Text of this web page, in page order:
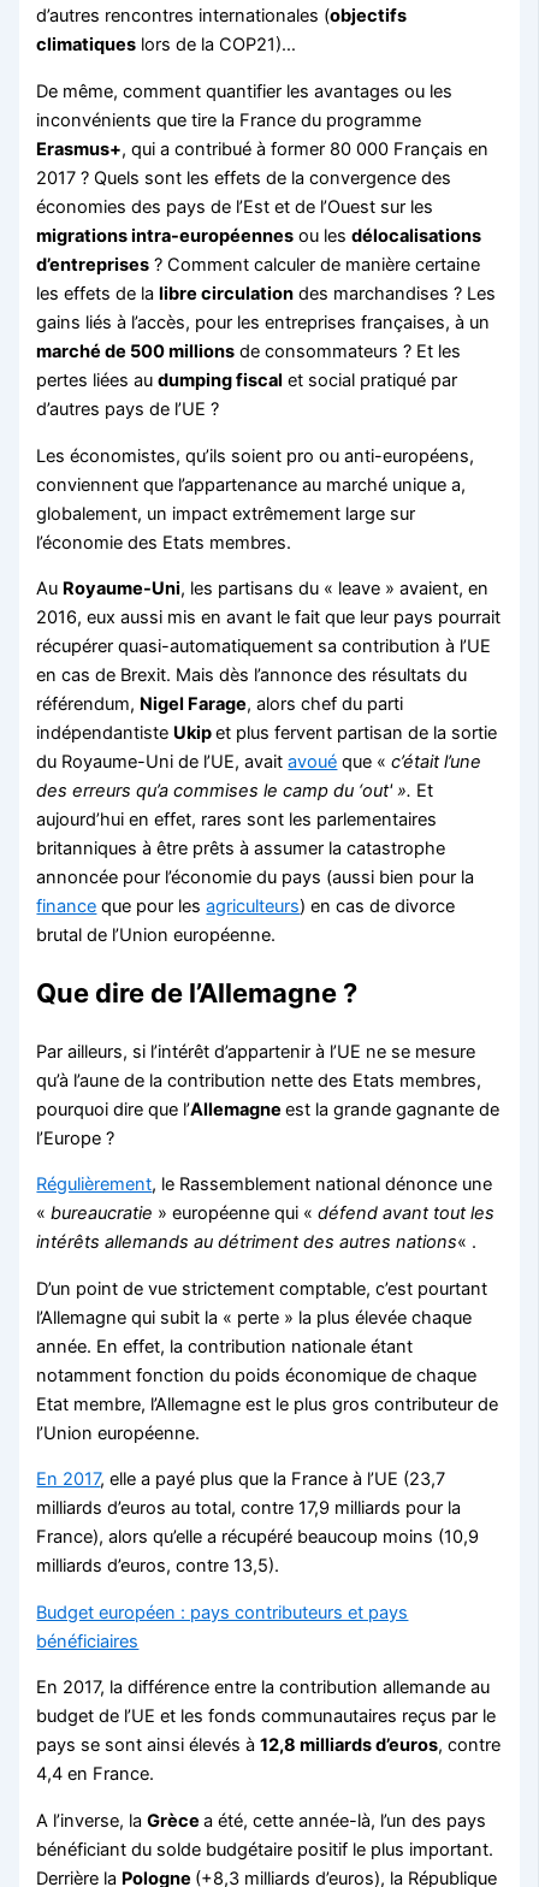
d’autres rencontres internationales (objectifs
climatiques lors de la COP21)…
De même, comment quantifier les avantages ou les
inconvénients que tire la France du programme
Erasmus+, qui a contribué à former 80 000 Français en
2017 ? Quels sont les effets de la convergence des
économies des pays de l’Est et de l’Ouest sur les
migrations intra-européennes ou lesdélocalisations
d’entreprises ? Comment calculer de manière certaine
les effets de lalibre circulation des marchandises ? Les
gains liés à l’accès, pour les entreprises françaises, à un
marché de 500 millions de consommateurs ? Et les
pertes liées audumping fiscal et social pratiqué par
d’autres pays de l’UE ?
Les économistes, qu’ils soient pro ou anti-européens,
conviennent que l’appartenance au marché unique a,
globalement, un impact extrêmement large sur
l’économie des Etats membres.
Au Royaume-Uni, les partisans du « leave » avaient, en
2016, eux aussi mis en avant le fait que leur pays pourrait
récupérer quasi-automatiquement sa contribution à l’UE
en cas de Brexit. Mais dès l’annonce des résultats du
référendum, Nigel Farage, alors chef du parti
indépendantiste Ukipet plus fervent partisan de la sortie
du Royaume-Uni de l’UE, avaitavoué que «c’était l’une
des erreurs qu’a commises le camp du ‘out' ». Et
aujourd’hui en effet, rares sont les parlementaires
britanniques à être prêts à assumer la catastrophe
annoncée pour l’économie du pays (aussi bien pour la
finance que pour lesagriculteurs) en cas de divorce
brutal de l’Union européenne.
Que dire de l’Allemagne ?
Par ailleurs, si l’intérêt d’appartenir à l’UE ne se mesure
qu’à l’aune de la contribution nette des Etats membres,
pourquoi dire que l’Allemagneest la grande gagnante de
l’Europe ?
Régulièrement, le Rassemblement national dénonce une
«bureaucratie » européenne qui «défend avant tout les
intérêts allemands au détriment des autres nations« .
D’un point de vue strictement comptable, c’est pourtant
l’Allemagne qui subit la « perte » la plus élevée chaque
année. En effet, la contribution nationale étant
notamment fonction du poids économique de chaque
Etat membre, l’Allemagne est le plus gros contributeur de
l’Union européenne.
En 2017, elle a payé plus que la France à l’UE (23,7
milliards d’euros au total, contre 17,9 milliards pour la
France), alors qu’elle a récupéré beaucoup moins (10,9
milliards d’euros, contre 13,5).
Budget européen : pays contributeurs et pays
bénéficiaires
En 2017, la différence entre la contribution allemande au
budget de l’UE et les fonds communautaires reçus par le
pays se sont ainsi élevés à12,8 milliards d’euros, contre
4,4 en France.
A l’inverse, laGrècea été, cette année-là, l’un des pays
bénéficiant du solde budgétaire positif le plus important.
Derrière la Pologne (+8,3 milliards d’euros), la République